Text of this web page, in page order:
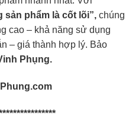
sản phẩm là cốt lõi”, chúng
cao – khả năng sử dụng
– giá thành hợp lý. Bảo
Phụng.